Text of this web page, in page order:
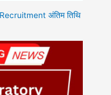
अंतिम तिथि